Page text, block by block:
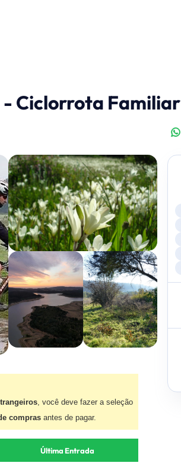
- Ciclorrota Familiar
, você deve fazer a seleção
comprasantes de pagar.
Última Entrada